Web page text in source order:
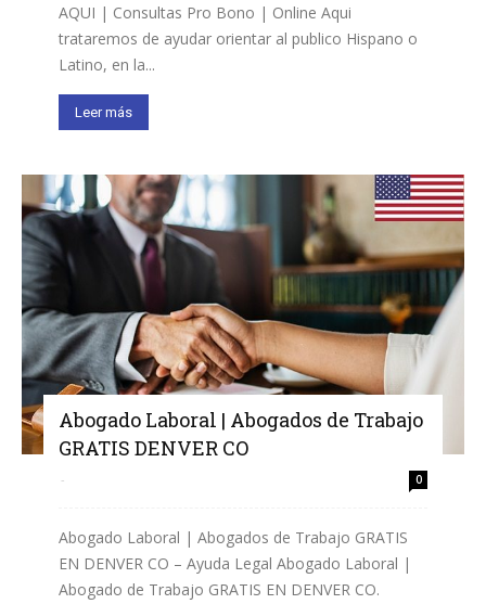
AQUI | Consultas Pro Bono | Online Aqui
trataremos de ayudar orientar al publico Hispano o
Latino, en la...
Leer más
Abogado Laboral | Abogados de Trabajo
GRATIS DENVER CO
- 0
Abogado Laboral | Abogados de Trabajo GRATIS
EN DENVER CO – Ayuda Legal Abogado Laboral |
Abogado de Trabajo GRATIS EN DENVER CO.